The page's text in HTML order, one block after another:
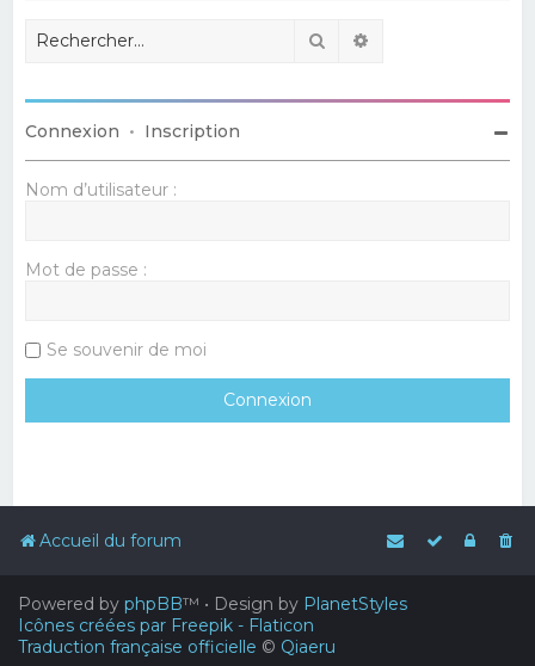
Rechercher
Connexion • Inscription
Nom d’utilisateur :
Mot de passe :
Se souvenir de moi
Accueil du forum
Powered by phpBB™ • Design by PlanetStyles
Icônes créées par Freepik - Flaticon
Traduction française officielle © Qiaeru